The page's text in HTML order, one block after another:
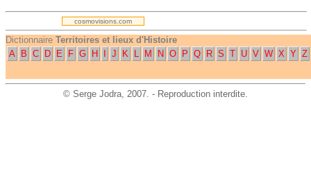
cosmovisions.com
Dictionnaire Territoires et lieux d'Histoire
A
B C D E F G H J K L M N O P Q R S T U V W X Y Z
© Serge Jodra, 2007. - Reproduction interdite.